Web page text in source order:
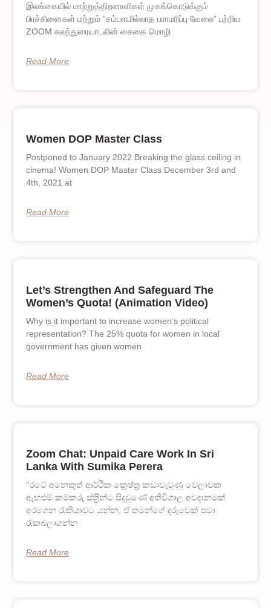
இலங்கையில் மாற்றுத்திறனாளிகள் முகங்கொடுக்கும்
பிரச்சினைகள் மற்றும் “சம்பளமில்லாத பராமரிப்பு வேலை” பற்றிய
ZOOM கலந்துரையாடலின் சைகை மொழி
Read More
Women DOP Master Class
Postponed to January 2022 Breaking the glass ceiling in
cinema! Women DOP Master Class December 3rd and
4th, 2021 at
Read More
Let’s Strengthen And Safeguard The
Women’s Quota! (Animation Video)
Why is it important to increase women’s political
representation? The 25% quota for women in local
government has given women
Read More
Zoom Chat: Unpaid Care Work In Sri
Lanka With Sumika Perera
‘‘රටේ අනෙකුත් ආර්ථික ක්‍රෙෂ්ත‍්‍ර කඩාවැටුණු වෙලාවක
ඇඟළුම් කම්කරු ස්ත‍්‍රීන්ට සිදුවුණේ අතිවිශාල අවදානමක්
අරගෙන රැකියාවට යන්න. ඒ තමන්ගේ දරුවෙක් පවා
රැකබලාගන්න
Read More